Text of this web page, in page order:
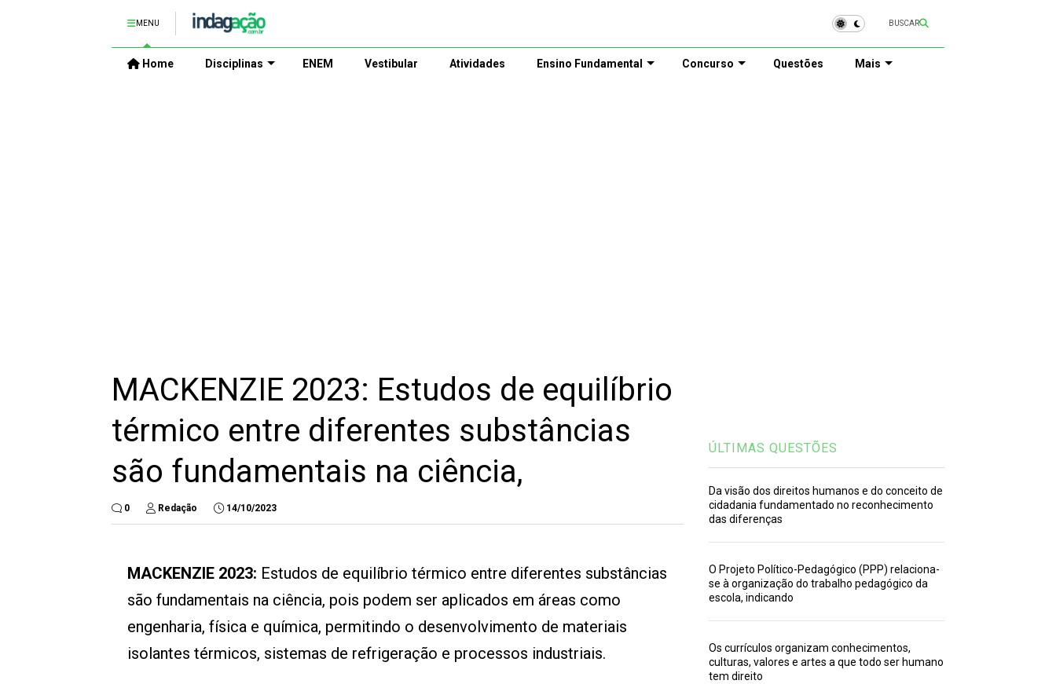
MENU BUSCAR
Home Disciplinas ENEM Vestibular Atividades Ensino Fundamental Concurso Questões Mais
MACKENZIE 2023: Estudos de equilíbrio
térmico entre diferentes substâncias
são fundamentais na ciência,
0 Redação 14/10/2023
MACKENZIE 2023: Estudos de equilíbrio térmico entre diferentes substâncias
são fundamentais na ciência, pois podem ser aplicados em áreas como
engenharia, física e química, permitindo o desenvolvimento de materiais
isolantes térmicos, sistemas de refrigeração e processos industriais.
ÚLTIMAS QUESTÕES
Da visão dos direitos humanos e do conceito de
cidadania fundamentado no reconhecimento
das diferenças
O Projeto Político-Pedagógico (PPP) relaciona-
se à organização do trabalho pedagógico da
escola, indicando
Os currículos organizam conhecimentos,
culturas, valores e artes a que todo ser humano
tem direito